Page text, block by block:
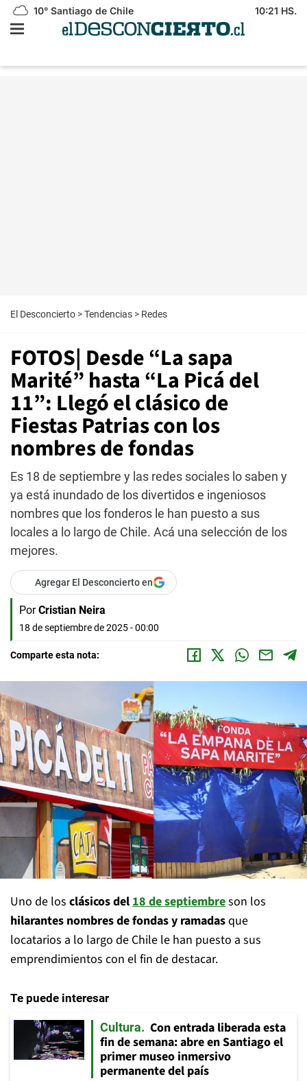
10° Santiago de Chile 10:21 HS.
El Desconcierto >Tendencias > Redes
FOTOS| Desde “La sapa
Marité” hasta “La Picá del
11”: Llegó el clásico de
Fiestas Patrias con los
nombres de fondas
Es 18 de septiembre y las redes sociales lo saben y
ya está inundado de los divertidos e ingeniosos
nombres que los fonderos le han puesto a sus
locales a lo largo de Chile. Acá una selección de los
mejores.
Agregar El Desconcierto en
Por Cristian Neira
18 de septiembre de 2025 - 00:00
Comparte esta nota:
Uno de los clásicos del18 de septiembreson los
hilarantes nombres de fondas y ramadasque
locatarios a lo largo de Chile le han puesto a sus
emprendimientos con el fin de destacar.
Te puede interesar
Cultura
Con entrada liberada esta
fin de semana: abre en Santiago el
primer museo inmersivo
permanente del país